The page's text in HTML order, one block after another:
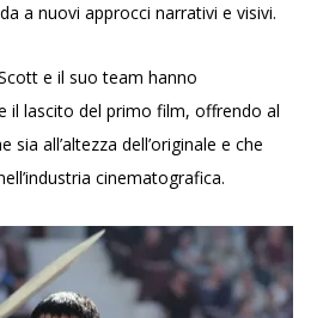
a nuovi approcci narrativi e visivi.
e il suo team hanno
il lascito del primo film, offrendo al
sia all’altezza dell’originale e che
cinematografica.